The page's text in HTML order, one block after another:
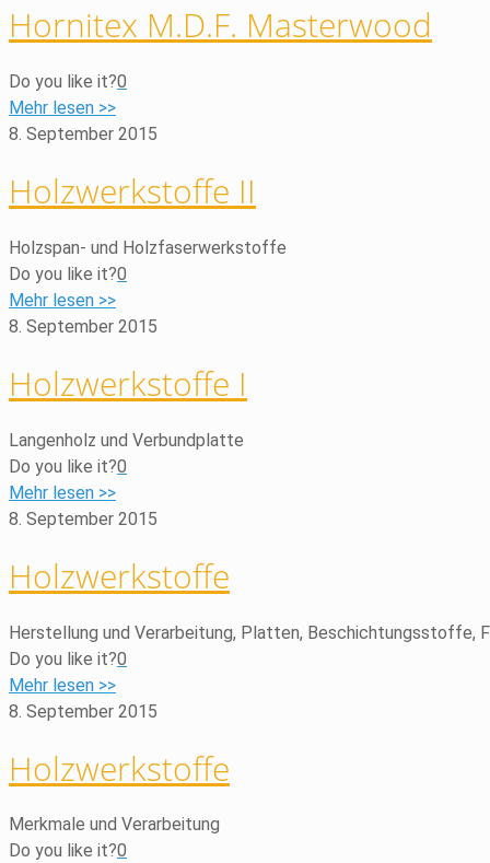
Hornitex M.D.F. Masterwood
Do you like it?0
Mehr lesen >>
8. September 2015
Holzwerkstoffe II
Holzspan- und Holzfaserwerkstoffe
Do you like it?0
Mehr lesen >>
8. September 2015
Holzwerkstoffe I
Langenholz und Verbundplatte
Do you like it?0
Mehr lesen >>
8. September 2015
Holzwerkstoffe
Herstellung und Verarbeitung, Platten, Beschichtungsstoffe,
Do you like it?0
Mehr lesen >>
8. September 2015
Holzwerkstoffe
Merkmale und Verarbeitung
Do you like it?0